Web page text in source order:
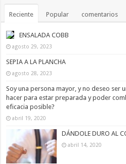
Reciente Popular comentarios
ENSALADA COBB
agosto 29, 2023
SEPIA A LA PLANCHA
agosto 28, 2023
Soy una persona mayor, y no deseo ser
hacer para estar preparada y poder
eficacia posible?
abril 19, 2020
DÁNDOLE DURO AL
abril 14, 2020